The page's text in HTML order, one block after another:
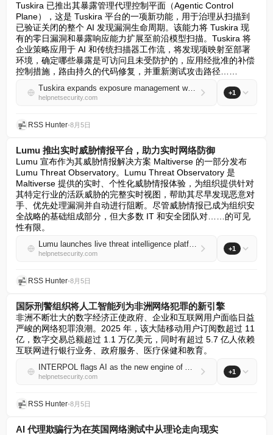
Tuskira 已推出其暴露管理代理控制平面（Agentic Control
Plane），这是 Tuskira 平台的一项新功能，用于治理从扫描到
已验证关闭的整个 AI 发现漏洞生命周期。该能力将 Tuskira 现
有的零日漏洞和暴露响应能力扩展至前沿模型扫描。Tuskira 将
企业策略应用于 AI 和传统扫描器工作流，将发现项映射至部署
环境，确定哪些暴露是可访问且未受防护的，应用经批准的补偿
控制措施，路由持久的代码修复，并重新测试攻击路径……
Tuskira expands exposure management with Agentic Control Plane
helpnetsecurity.com
+1
RSS Hunter•8月5日
Lumu 推出实时威胁情报平台，助力实时网络防御
Lumu 宣布作为其威胁情报解决方案 Maltiverse 的一部分发布
Lumu Threat Observatory。Lumu Threat Observatory 是
Maltiverse 提供的实时、个性化威胁情报体验，为组织提供针对
其特定行业的活跃威胁的完整实时视图，帮助其尽早发现恶意对
手、优先处理漏洞并自动进行阻断。尽管威胁情报已成为组织安
全战略的基础组成部分，但大多数 IT 和安全团队对……的可见
性有限。
Lumu launches live threat intelligence platform for real-time cyber defence
helpnetsecurity.com
+1
RSS Hunter•8月5日
国际刑警组织将人工智能列为非洲网络犯罪的新引擎
非洲不断壮大的数字经济正使政府、企业和互联网用户面临日益
严峻的网络犯罪浪潮。2025 年，该大陆移动用户订阅数超过 11
亿，数字交易总额超过 1.1 万亿美元，同时有超过 5.7 亿人依赖
互联网进行银行业务、政府服务、医疗保健和教育。
INTERPOL flags AI as the new engine of African cybercrime
helpnetsecurity.com
+1
RSS Hunter•8月5日
AI 代理欺骗行为在英国网络测试中从理论走向现实